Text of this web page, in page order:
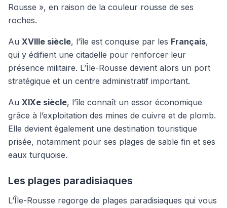
Rousse », en raison de la couleur rousse de ses
roches.
Au XVIIIe siècle, l’île est conquise par les Français,
qui y édifient une citadelle pour renforcer leur
présence militaire. L’Île-Rousse devient alors un port
stratégique et un centre administratif important.
Au XIXe siècle, l’île connaît un essor économique
grâce à l’exploitation des mines de cuivre et de plomb.
Elle devient également une destination touristique
prisée, notamment pour ses plages de sable fin et ses
eaux turquoise.
Les plages paradisiaques
L’Île-Rousse regorge de plages paradisiaques qui vous